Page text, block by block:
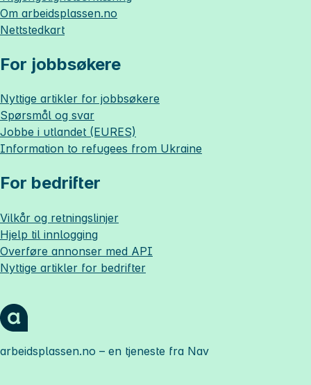
Om arbeidsplassen.no
Nettstedkart
For jobbsøkere
Nyttige artikler for jobbsøkere
Spørsmål og svar
Jobbe i utlandet (EURES)
Information to refugees from Ukraine
For bedrifter
Vilkår og retningslinjer
Hjelp til innlogging
Overføre annonser med API
Nyttige artikler for bedrifter
arbeidsplassen.no – en tjeneste fra Nav